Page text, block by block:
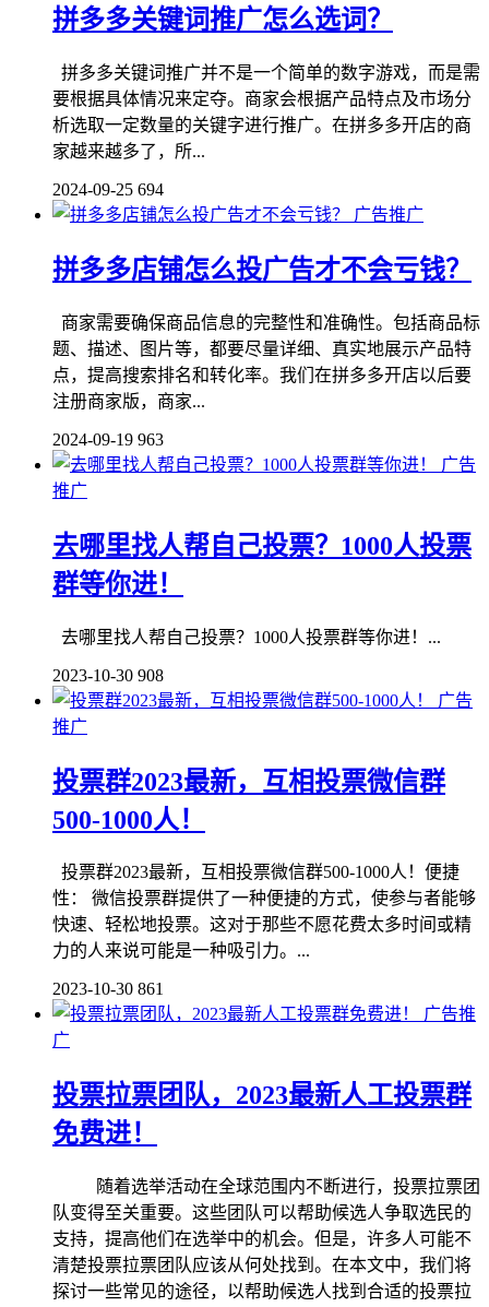
拼多多关键词推广怎么选词？
拼多多关键词推广并不是一个简单的数字游戏，而是需
要根据具体情况来定夺。商家会根据产品特点及市场分
析选取一定数量的关键字进行推广。在拼多多开店的商
家越来越多了，所...
2024-09-25 694
广告推广
拼多多店铺怎么投广告才不会亏钱？
商家需要确保商品信息的完整性和准确性。包括商品标
题、描述、图片等，都要尽量详细、真实地展示产品特
点，提高搜索排名和转化率。我们在拼多多开店以后要
注册商家版，商家...
2024-09-19 963
广告
推广
去哪里找人帮自己投票？1000人投票
群等你进！
去哪里找人帮自己投票？1000人投票群等你进！...
2023-10-30 908
广告
推广
投票群2023最新，互相投票微信群
500-1000人！
投票群2023最新，互相投票微信群500-1000人！便捷
性： 微信投票群提供了一种便捷的方式，使参与者能够
快速、轻松地投票。这对于那些不愿花费太多时间或精
力的人来说可能是一种吸引力。...
2023-10-30 861
广告推
广
投票拉票团队，2023最新人工投票群
免费进！
随着选举活动在全球范围内不断进行，投票拉票团
队变得至关重要。这些团队可以帮助候选人争取选民的
支持，提高他们在选举中的机会。但是，许多人可能不
清楚投票拉票团队应该从何处找到。在本文中，我们将
探讨一些常见的途径，以帮助候选人找到合适的投票拉